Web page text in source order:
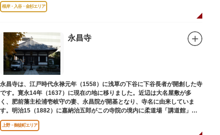
根岸・入谷・金杉エリア
永昌寺
永昌寺は、江戸時代永禄元年（1558）に浅草の下谷に下谷長者が開創した寺
です。寛永14年（1637）に現在の地に移りました。近辺は大名屋敷が多
く、肥前藩主松浦壱岐守の妻、永昌院が開基となり、寺名に由来していま
す。明治15（1882）に嘉納治五郎がこの寺院の境内に柔道場「講道館」を
設立しました。
上野・御徒町エリア